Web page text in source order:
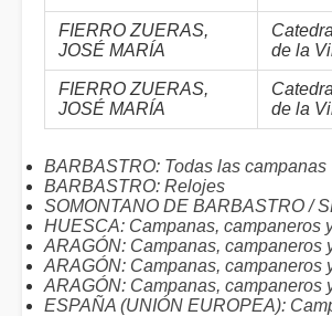
FIERRO ZUERAS,
JOSÉ MARÍA
de la
FIERRO ZUERAS,
JOSÉ MARÍA
de la
BARBASTRO: Todas las campanas
BARBASTRO: Relojes
SOMONTANO DE BARBASTRO /
HUESCA: Campanas, campaneros
ARAGÓN: Campanas, campaneros
ARAGÓN: Campanas, campaneros
ARAGÓN: Campanas, campaneros
ESPAÑA (UNIÓN EUROPEA):